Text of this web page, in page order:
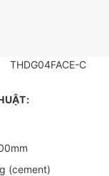
THDG04FACE-C
(cement)